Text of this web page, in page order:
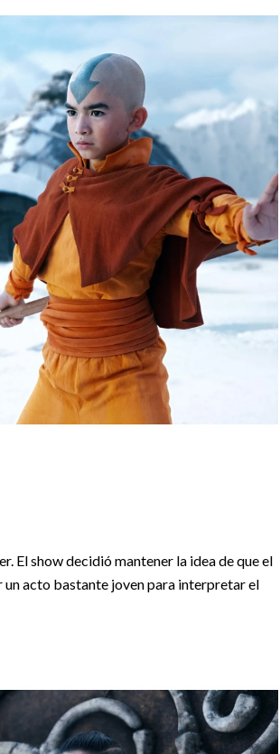
El show decidió mantener la idea de que el
un acto bastante joven para interpretar el